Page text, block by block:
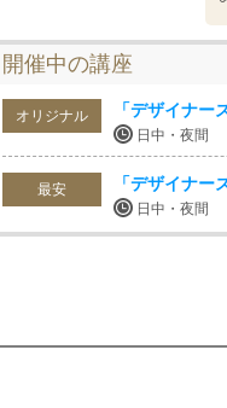
開催中の講座
オリジナル 「デザイナー
日中・夜間
最安 「デザイナー
日中・夜間